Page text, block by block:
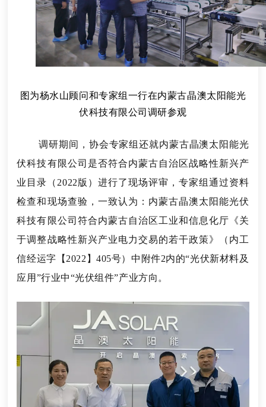
图为杨水山顾问和专家组一行在内蒙古晶澳太阳能光
伏科技有限公司调研参观
调研期间，协会专家组还就内蒙古晶澳太阳能光
伏科技有限公司是否符合内蒙古自治区战略性新兴产
业目录（2022版）进行了现场评审，专家组通过资料
检查和现场查验，一致认为：内蒙古晶澳太阳能光伏
科技有限公司符合内蒙古自治区工业和信息化厅 《关
于调整战略性新兴产业电力交易的若干政策》（内工
信经运字【2022】405号）中附件2内的“光伏新材料及
应用”行业中“光伏组件”产业方向。